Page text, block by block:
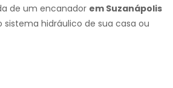
de um encanador em Suzanápolis
hidráulico de sua casa ou